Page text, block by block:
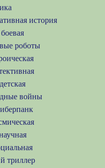
история
роботы
войны
триллер